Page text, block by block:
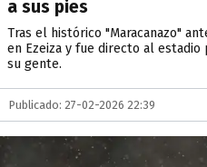
a sus pies
Tras el histórico "Maracanazo"
en Ezeiza y fue directo al
su gente.
Publicado: 27-02-2026 22:39